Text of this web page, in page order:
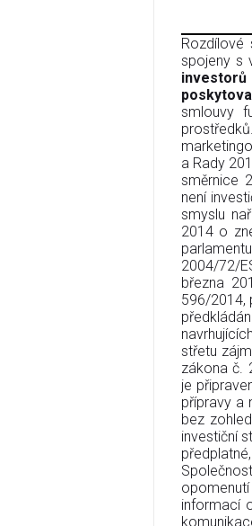
spojeny s
smlouvy
a Rady
směrnice
není
smyslu
2014 o
2004/72/
března
596/2014,
střetu
zákona č.
je
přípravy a
bez
investiční
informací